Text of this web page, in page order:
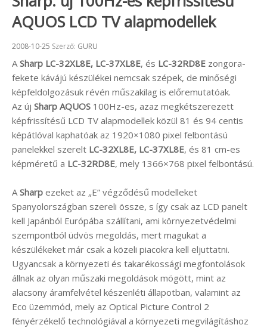
AQUOS LCD TV alapmodellek
Beküldve:
2008-10-25 Szerző: GURU
A Sharp LC-32XL8E, LC-37XL8E, és LC-32RD8E zongora-
fekete kávájú készülékei nemcsak szépek, de minőségi
képfeldolgozásuk révén műszakilag is előremutatóak.
Az új Sharp AQUOS 100Hz-es, azaz megkétszerezett
képfrissítésű LCD TV alapmodellek közül 81 és 94 centis
képátlóval kaphatóak az 1920×1080 pixel felbontású
panelekkel szerelt LC-32XL8E, LC-37XL8E, és 81 cm-es
képméretű a LC-32RD8E, mely 1366×768 pixel felbontású.
A Sharp ezeket az „E” végződésű modelleket
Spanyolországban szereli össze, s így csak az LCD panelt
kell Japánból Európába szállítani, ami környezetvédelmi
szempontból üdvös megoldás, mert magukat a
készülékeket már csak a közeli piacokra kell eljuttatni.
Ugyancsak a környezeti és takarékossági megfontolások
állnak az olyan műszaki megoldások mögött, mint az
alacsony áramfelvétel készenléti állapotban, valamint az
Eco üzemmód, mely az Optical Picture Control 2
fényérzékelő technológiával a környezeti megvilágításhoz